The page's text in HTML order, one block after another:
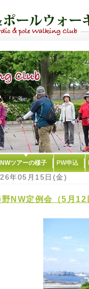
NWツアーの様子 PW申込
年05月15日(金)
野NW定例会（5月